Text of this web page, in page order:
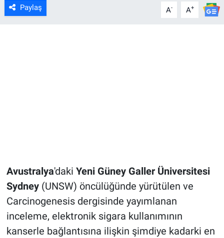
Paylaş A- A+
Avustralya'daki Yeni Güney Galler Üniversitesi
Sydney(UNSW) öncülüğünde yürütülen ve
Carcinogenesis dergisinde yayımlanan
inceleme, elektronik sigara kullanımının
kanserle bağlantısına ilişkin şimdiye kadarki en